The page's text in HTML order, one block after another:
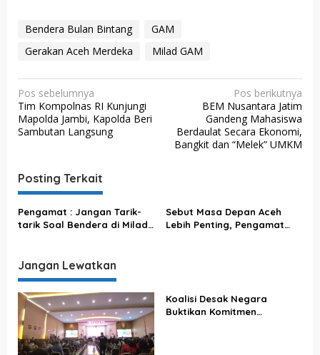
Bendera Bulan Bintang
GAM
Gerakan Aceh Merdeka
Milad GAM
N
a
v
g
a
s
i
o
s
Pos sebelumnya
Tim Kompolnas RI Kunjungi
Mapolda Jambi, Kapolda Beri
Sambutan Langsung
Pos berikutnya
BEM Nusantara Jatim
Gandeng Mahasiswa
Berdaulat Secara Ekonomi,
Bangkit dan “Melek” UMKM
Posting Terkait
Pengamat : Jangan Tarik-
tarik Soal Bendera di Milad
Politik
Sebut Masa Depan Aceh
Lebih Penting, Pengamat
Jangan Lewatkan
Koalisi Desak Negara
Buktikan Komitmen